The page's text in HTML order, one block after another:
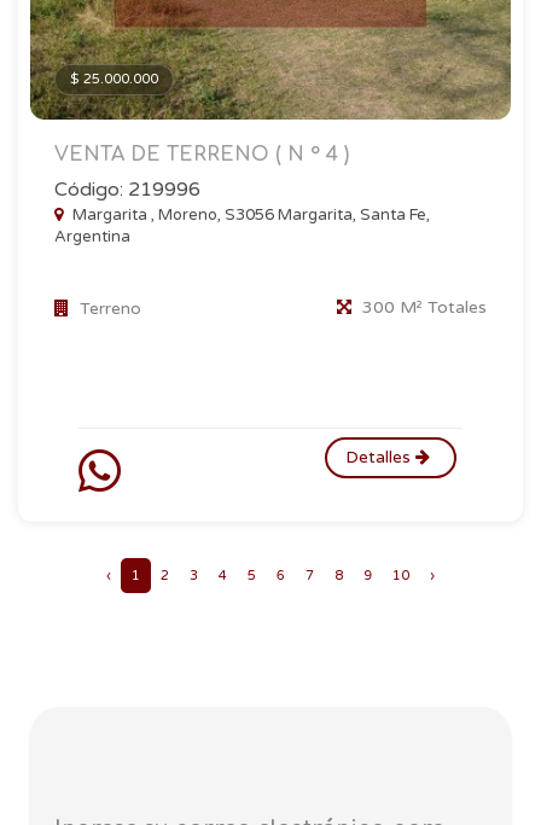
$ 25.000.000
VENTA DE TERRENO ( N ° 4 )
Código: 219996
Margarita , Moreno, S3056 Margarita, Santa Fe,
Argentina
Terreno 300 M² Totales
Detalles
‹ 1 2 3 4 5 6 7 8 9 10 ›